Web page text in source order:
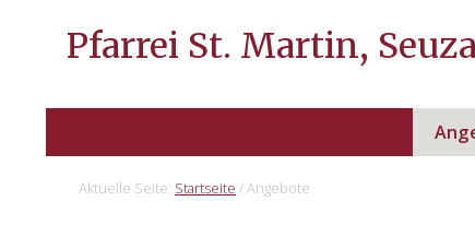
Pfarrei St. Martin,
Aktuelle Seite: Startseite /Angebote